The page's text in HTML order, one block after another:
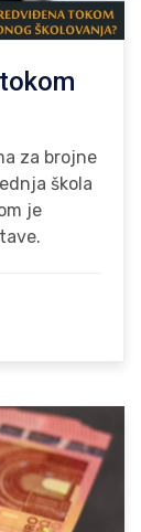
za brojne
škola
je